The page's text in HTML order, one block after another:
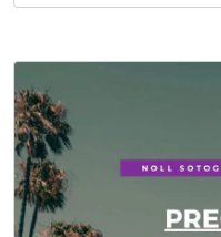
Internacional de Polo.